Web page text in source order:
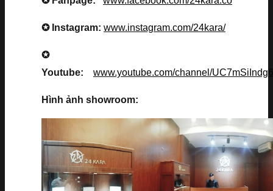
✪ Instagram: www.instagram.com/24kara/
✪
Youtube: www.youtube.com/channel/
Hình ảnh showroom: